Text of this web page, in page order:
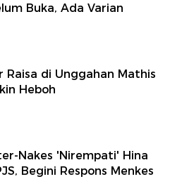
Buka, Ada Varian
Raisa di Unggahan Mathis
Heboh
Nakes 'Nirempati' Hina
Begini Respons Menkes